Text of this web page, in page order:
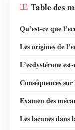
Table des
Qu’est-ce que
Les origines de
L’ecdystérone
Conséquences
Examen des
Les lacunes dans